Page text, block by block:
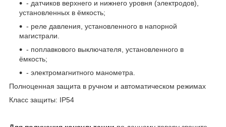
- датчиков верхнего и нижнего уровня (электродов),
установленных в ёмкость;
- реле давления, установленного в напорной
магистрали.
- поплавкового выключателя, установленного в
ёмкость;
- электромагнитного манометра.
Полноценная защита в ручном и автоматическом режимах
Класс защиты: IP54